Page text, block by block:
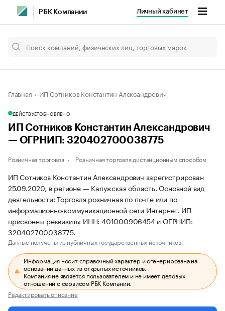
РБК Компании Личный кабинет
Главная ИП Сотников Константин Александрович
ДЕЙСТВУЕТОБНОВЛЕНО
ИП Сотников Константин Александрович
— ОГРНИП: 320402700038775
Розничная торговля Розничная торговля дистанционным способом
ИП Сотников Константин Александрович зарегистрирован
25.09.2020, в регионе — Калужская область. Основной вид
деятельности: Торговля розничная по почте или по
информационно-коммуникационной сети Интернет. ИП
присвоены реквизиты ИНН: 401000906454 и ОГРНИП:
320402700038775.
Данные получены из публичных государственных источников.
Информация носит справочный характер и сгенерирована на
основании данных из открытых источников.
Компания не является пользователем и не имеет деловых
отношений с сервисом РБК Компании.
Редактировать описание